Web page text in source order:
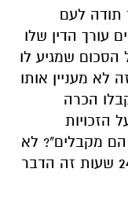
הכרה
הזכויות
מקבלים"? לא
להאמין, בזמן שהוא כאוב במשך 24 שעות זה הדבר
מהיום
קצת יותר